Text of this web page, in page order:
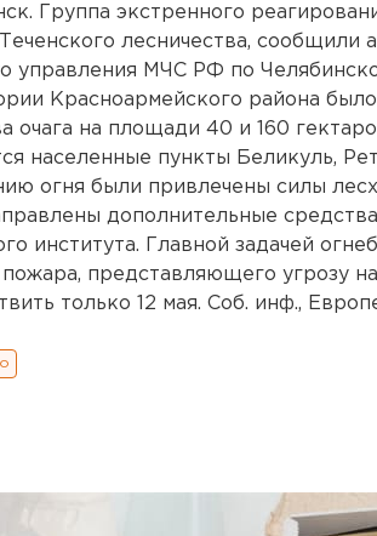
Группа экстренного
лесничества, сообщили
управления МЧС РФ по
Красноармейского района
очага на площади 40 и 160
населенные пункты Беликуль,
огня были привлечены силы
дополнительные
института. Главной задачей
представляющего угрозу
только 12 мая. Соб. инф.,